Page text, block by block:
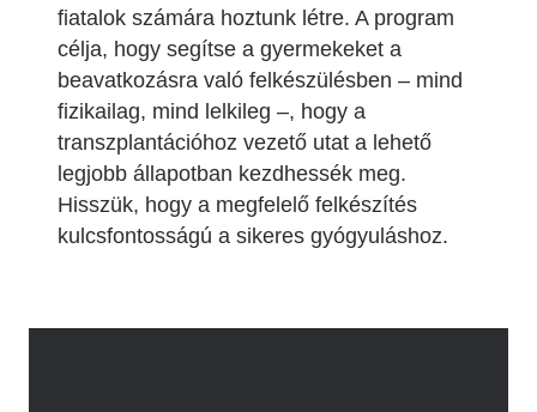
fiatalok számára hoztunk létre. A program
célja, hogy segítse a gyermekeket a
beavatkozásra való felkészülésben – mind
fizikailag, mind lelkileg –, hogy a
transzplantációhoz vezető utat a lehető
legjobb állapotban kezdhessék meg.
Hisszük, hogy a megfelelő felkészítés
kulcsfontosságú a sikeres gyógyuláshoz.